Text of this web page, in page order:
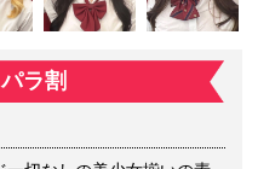
ラ割